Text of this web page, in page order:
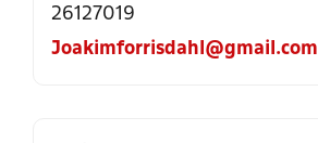
26127019
Joakimforrisdahl@gmail.com